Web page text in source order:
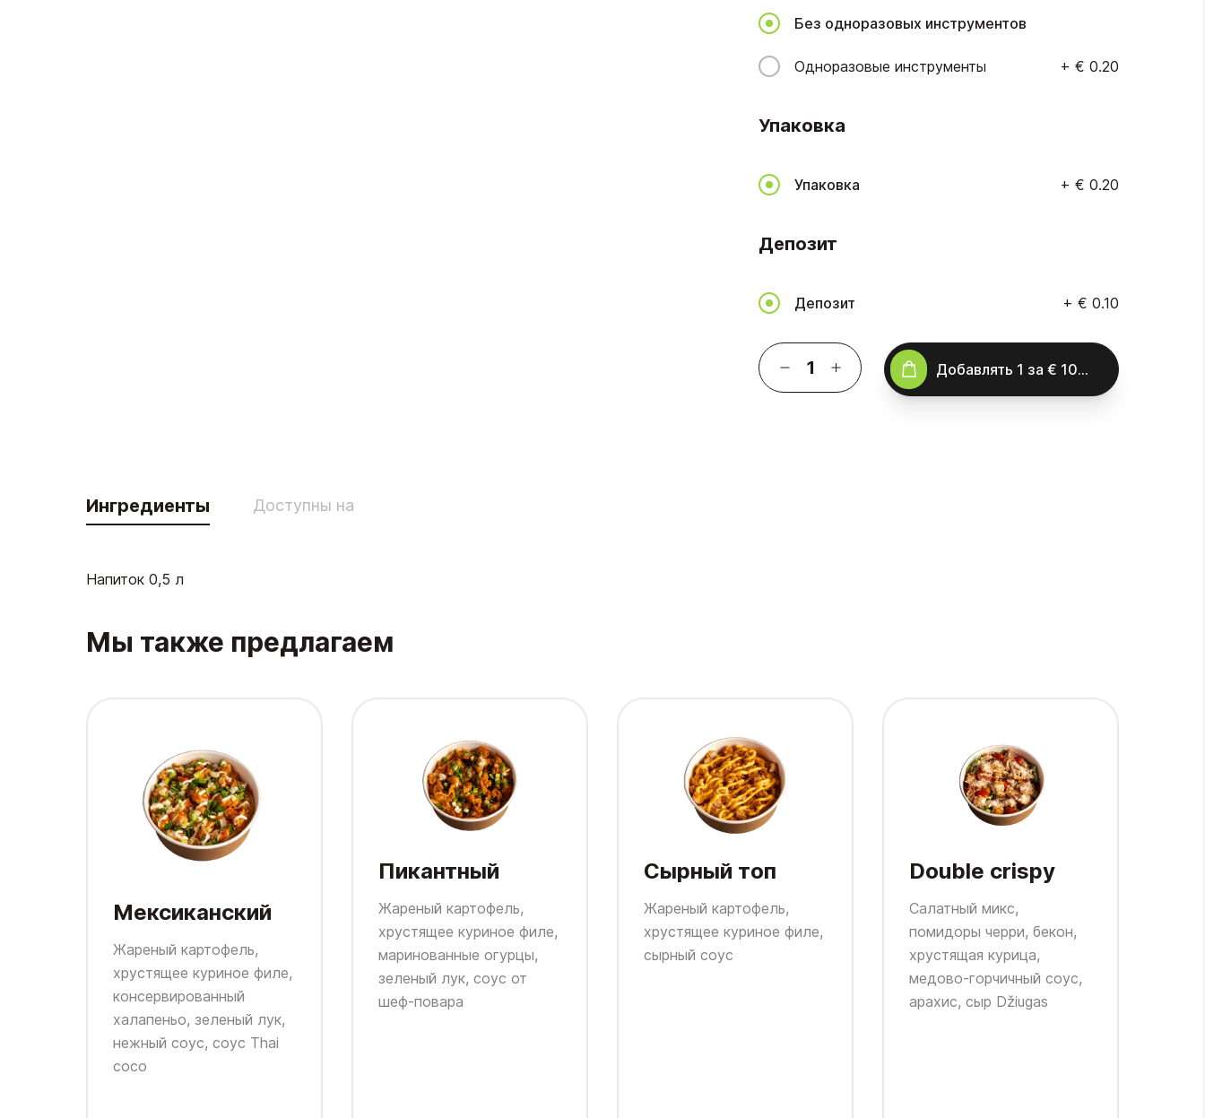
Без одноразовых инструментов
Одноразовые инструменты + € 0.20
Упаковка
Упаковка + € 0.20
Депозит
Депозит + € 0.10
Добавлять 1 за € 10.00
Ингредиенты Доступны на
Напиток 0,5 л
Мы также предлагаем
Мексиканский
Жареный картофель,
хрустящее куриное филе,
консервированный
халапеньо, зеленый лук,
нежный соус, соус Thai
coco
Пикантный
Жареный картофель,
хрустящее куриное филе,
маринованные огурцы,
зеленый лук, соус от
шеф-повара
Сырный топ
Жареный картофель,
хрустящее куриное филе,
сырный соус
Double crispy
Салатный микс,
помидоры черри, бекон,
хрустящая курица,
медово-горчичный соус,
арахис, сыр Džiugas